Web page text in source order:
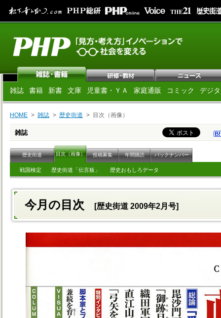
雑誌 書籍 新書 文庫 児童書・ＹＡ 家庭通販 コミック デジ
HOME 雑誌 歴史街道 目次（画像）
雑誌
歴史街道 目次（画像） 投稿募集 年間購読 バックナンバー
戦国検定 歴史街道「伝言板」 歴史おもしろデータ
今月の目次 [歴史街道 2009年2月号]